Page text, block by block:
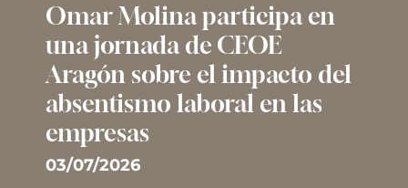
Omar Molina participa en
una jornada de CEOE
Aragón sobre el impacto del
absentismo laboral en las
empresas
03/07/2026